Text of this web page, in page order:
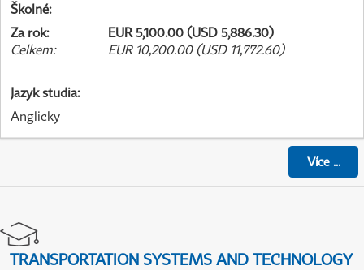
Školné:
Za rok:
EUR 5,100.00 (USD 5,886.30)
Celkem: EUR 10,200.00 (USD 11,772.60)
Jazyk studia:
Anglicky
Více...
TRANSPORTATION SYSTEMS AND TECHNOLOGY